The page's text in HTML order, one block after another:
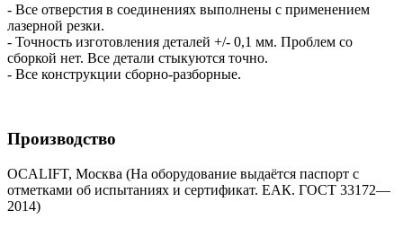
- Все отверстия в соединениях выполнены с применением
лазерной резки.
- Точность изготовления деталей +/- 0,1 мм. Проблем со
сборкой нет. Все детали стыкуются точно.
- Все конструкции сборно-разборные.
Производство
OCALIFT, Москва (На оборудование выдаётся паспорт с
отметками об испытаниях и сертификат. ЕАК. ГОСТ 33172—
2014)